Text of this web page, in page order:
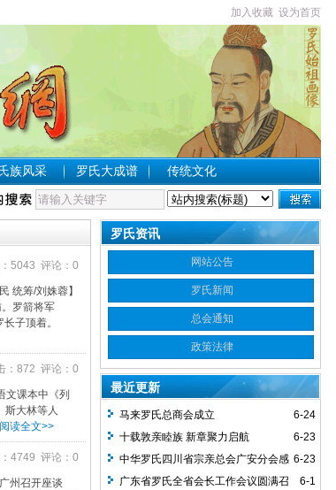
加入收藏 设为首页
族风采 罗氏大成谱 传统文化
5043 评论：0
统筹/刘姝蓉】
罗箭将军
子顶着。
：872 评论：0
文课本中《列
斯大林等人
阅读全文>>
4749 评论：0
州召开座谈
罗氏资讯
网站公告
罗氏新闻
总会通知
政策法律
最近更新
6-24
马来罗氏总商会成立
6-23
十载敦亲睦族 新章聚力启航
6-23
中华罗氏四川省宗亲总会广安分会感
谢词
6-1
广东省罗氏全省会长工作会议圆满召